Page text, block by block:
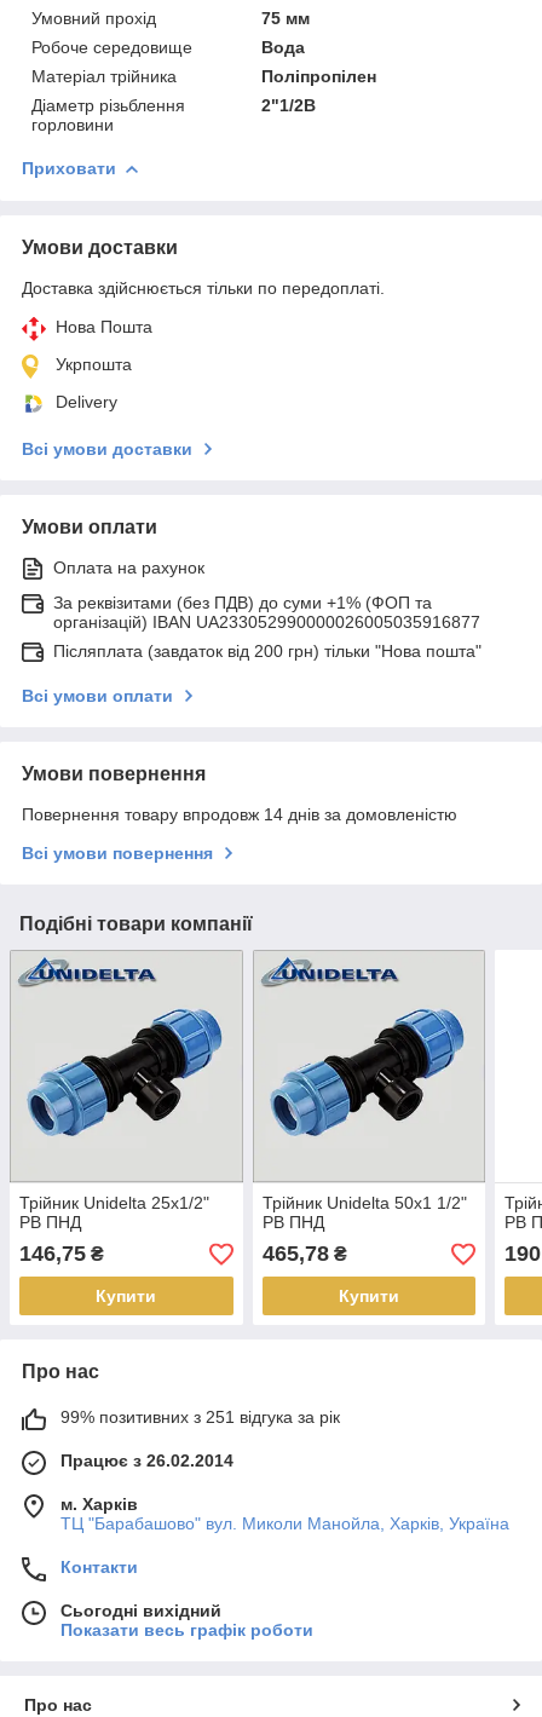
Умовний прохід
75 мм
Робоче середовище
Вода
Матеріал трійника
Поліпропілен
Діаметр різьблення
горловини
2"1/2В
Приховати
Умови доставки
Доставка здійснюється тільки по передоплаті.
Нова Пошта
Укрпошта
Delivery
Всі умови доставки
Умови оплати
Оплата на рахунок
За реквізитами (без ПДВ) до суми +1% (ФОП та
організацій) IBAN UA233052990000026005035916877
Післяплата (завдаток від 200 грн) тільки "Нова пошта"
Всі умови оплати
Умови повернення
Повернення товару впродовж 14 днів за домовленістю
Всі умови повернення
Подібні товари компанії
Трійник Unidelta 25х1/2"
РВ ПНД
146,75 ₴
Купити
Трійник Unidelta 50х1 1/2"
РВ ПНД
465,78₴
Купити
РВ
Про нас
99% позитивних з 251 відгука за рік
Працює з 26.02.2014
м. Харків
ТЦ "Барабашово" вул. Миколи Манойла, Харків, Україна
Контакти
Сьогодні вихідний
Показати весь графік роботи
Про нас